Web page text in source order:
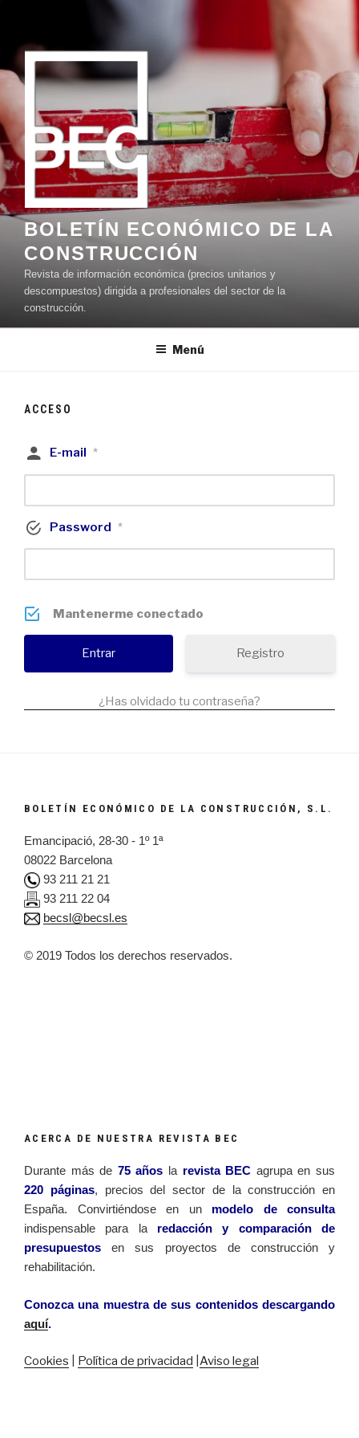
contenido
BOLETÍN ECONÓMICO DE LA
CONSTRUCCIÓN
Revista de información económica (precios unitarios y
descompuestos) dirigida a profesionales del sector de la
construcción.
Menú
ACCESO
E-mail *
Password *
Mantenerme conectado
Registro
¿Has olvidado tu contraseña?
BOLETÍN ECONÓMICO DE LA CONSTRUCCIÓN, S.L.
Emancipació, 28-30 - 1º 1ª
08022 Barcelona
93 211 21 21
93 211 22 04
becsl@becsl.es
© 2019 Todos los derechos reservados.
ACERCA DE NUESTRA REVISTA BEC
Durante más de 75 años la revista BEC agrupa en sus
220 páginas, precios del sector de la construcción en
España. Convirtiéndose en un modelo de consulta
indispensable para la redacción y comparación de
presupuestos en sus proyectos de construcción y
rehabilitación.
Conozca una muestra de sus contenidos descargando
aquí.
Cookies Política de privacidad Aviso legal